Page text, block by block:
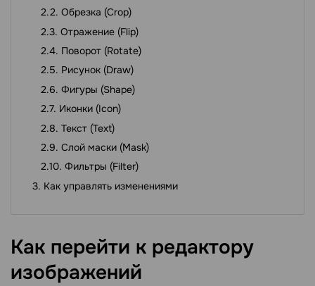
Обрезка (Crop)
Отражение (Flip)
Поворот (Rotate)
Рисунок (Draw)
Фигуры (Shape)
Иконки (Icon)
Текст (Text)
Слой маски (Mask)
Фильтры (Filter)
Как управлять изменениями
Как перейти к редактору
изображений